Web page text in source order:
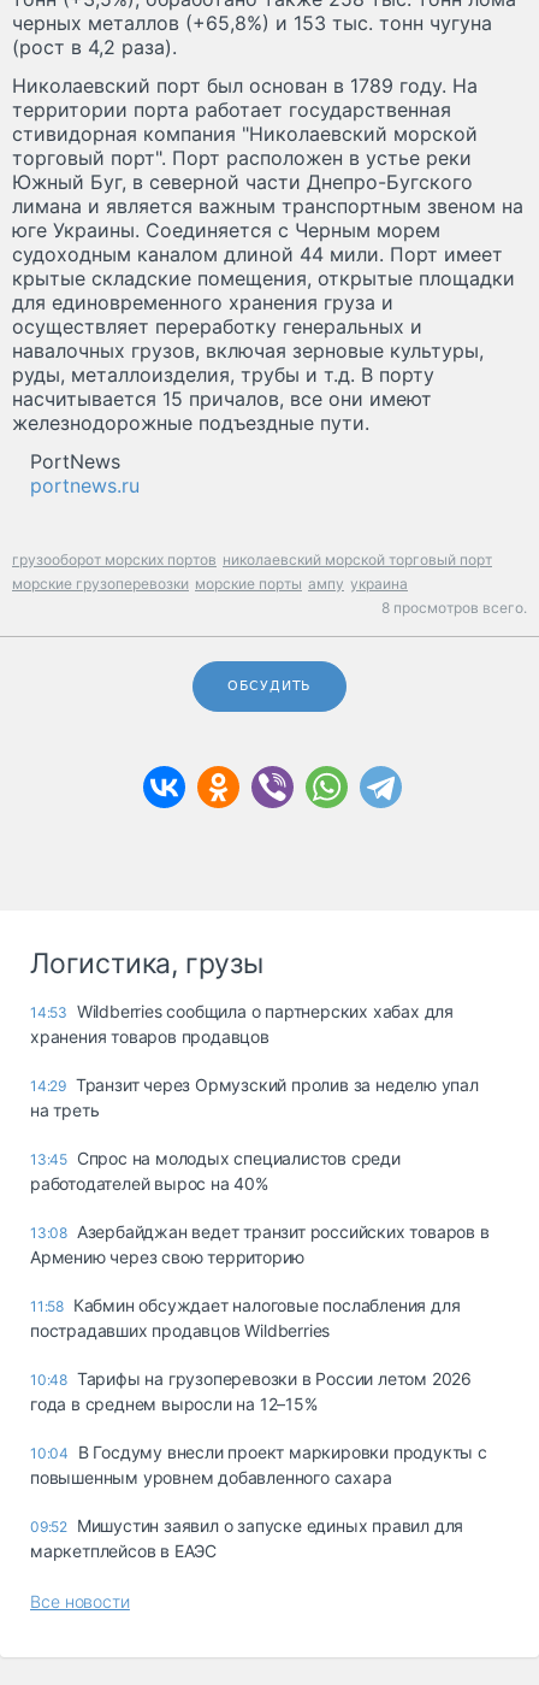
черных металлов (+65,8%) и 153 тыс. тонн чугуна
(рост в 4,2 раза).
Николаевский порт был основан в 1789 году. На
территории порта работает государственная
стивидорная компания "Николаевский морской
торговый порт". Порт расположен в устье реки
Южный Буг, в северной части Днепро-Бугского
лимана и является важным транспортным звеном на
юге Украины. Соединяется с Черным морем
судоходным каналом длиной 44 мили. Порт имеет
крытые складские помещения, открытые площадки
для единовременного хранения груза и
осуществляет переработку генеральных и
навалочных грузов, включая зерновые культуры,
руды, металлоизделия, трубы и т.д. В порту
насчитывается 15 причалов, все они имеют
железнодорожные подъездные пути.
PortNews
portnews.ru
грузооборот морских портов николаевский морской торговый порт
морские грузоперевозки морские порты ампу украина
8 просмотров всего.
ОБСУДИТЬ
Логистика, грузы
14:53 Wildberries сообщила о партнерских хабах для
хранения товаров продавцов
14:29 Транзит через Ормузский пролив за неделю упал
на треть
13:45 Спрос на молодых специалистов среди
работодателей вырос на 40%
13:08 Азербайджан ведет транзит российских товаров в
Армению через свою территорию
11:58 Кабмин обсуждает налоговые послабления для
пострадавших продавцов Wildberries
10:48 Тарифы на грузоперевозки в России летом 2026
года в среднем выросли на 12–15%
10:04
В Госдуму внесли проект маркировки продукты с
повышенным уровнем добавленного сахара
09:52 Мишустин заявил о запуске единых правил для
маркетплейсов в ЕАЭС
Все новости